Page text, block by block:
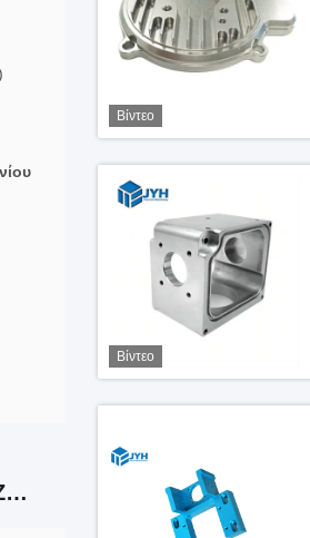
ΕΠΙΚΟΙΝΩΝΉΣΤΕ ΜΑΖΊ ΜΑΣ
Βίντεο
Βίντεο